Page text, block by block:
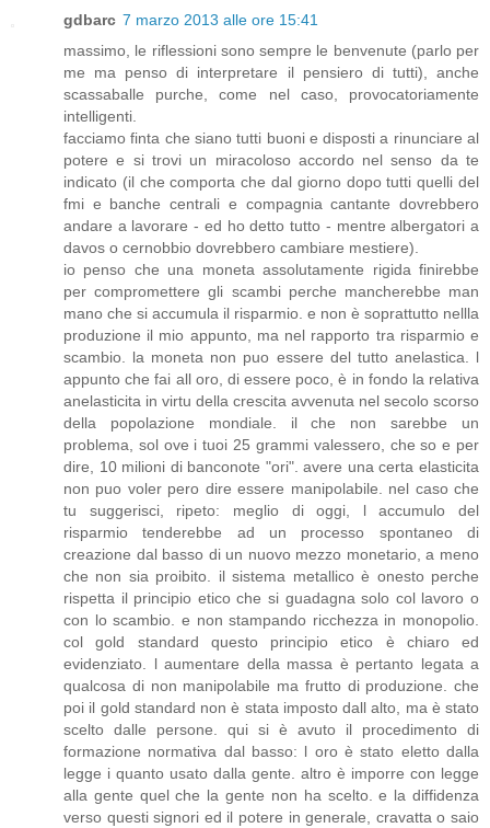
gdbarc 7 marzo 2013 alle ore 15:41
massimo, le riflessioni sono sempre le benvenute (parlo per
me ma penso di interpretare il pensiero di tutti), anche
scassaballe purche, come nel caso, provocatoriamente
intelligenti.
facciamo finta che siano tutti buoni e disposti a rinunciare al
potere e si trovi un miracoloso accordo nel senso da te
indicato (il che comporta che dal giorno dopo tutti quelli del
fmi e banche centrali e compagnia cantante dovrebbero
andare a lavorare - ed ho detto tutto - mentre albergatori a
davos o cernobbio dovrebbero cambiare mestiere).
io penso che una moneta assolutamente rigida finirebbe
per compromettere gli scambi perche mancherebbe man
mano che si accumula il risparmio. e non è soprattutto nellla
produzione il mio appunto, ma nel rapporto tra risparmio e
scambio. la moneta non puo essere del tutto anelastica. l
appunto che fai all oro, di essere poco, è in fondo la relativa
anelasticita in virtu della crescita avvenuta nel secolo scorso
della popolazione mondiale. il che non sarebbe un
problema, sol ove i tuoi 25 grammi valessero, che so e per
dire, 10 milioni di banconote "ori". avere una certa elasticita
non puo voler pero dire essere manipolabile. nel caso che
tu suggerisci, ripeto: meglio di oggi, l accumulo del
risparmio tenderebbe ad un processo spontaneo di
creazione dal basso di un nuovo mezzo monetario, a meno
che non sia proibito. il sistema metallico è onesto perche
rispetta il principio etico che si guadagna solo col lavoro o
con lo scambio. e non stampando ricchezza in monopolio.
col gold standard questo principio etico è chiaro ed
evidenziato. l aumentare della massa è pertanto legata a
qualcosa di non manipolabile ma frutto di produzione. che
poi il gold standard non è stata imposto dall alto, ma è stato
scelto dalle persone. qui si è avuto il procedimento di
formazione normativa dal basso: l oro è stato eletto dalla
legge i quanto usato dalla gente. altro è imporre con legge
alla gente quel che la gente non ha scelto. e la diffidenza
verso questi signori ed il potere in generale, cravatta o saio